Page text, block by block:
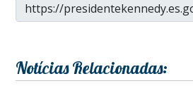
Notícias Relacionadas: